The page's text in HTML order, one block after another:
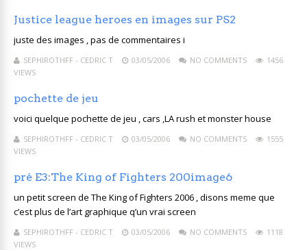
Justice league heroes en images sur PS2
juste des images , pas de commentaires i
SEPHIROTHFF - CEDRIC T 03/05/2006 NO COMMENTS
1456
VIEWS
pochette de jeu
voici quelque pochette de jeu , cars ,LA rush et monster house
SEPHIROTHFF - CEDRIC T 03/05/2006 NO COMMENTS
1555
VIEWS
pré E3:The King of Fighters 200image6
un petit screen de The King of Fighters 2006 , disons meme que
c’est plus de l’art graphique q’un vrai screen
SEPHIROTHFF - CEDRIC T 03/05/2006 NO COMMENTS
1118
VIEWS